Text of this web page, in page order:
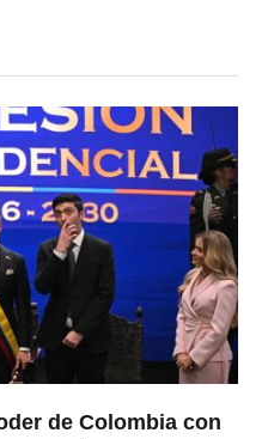
de Colombia con